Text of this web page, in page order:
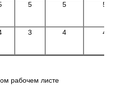
5 5 5
3 4 4
рабочем листе